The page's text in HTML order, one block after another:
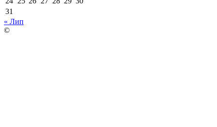
31
« Лип
©